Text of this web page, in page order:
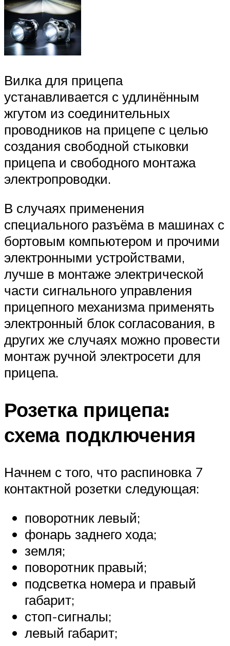
Вилка для прицепа
устанавливается с удлинённым
жгутом из соединительных
проводников на прицепе с целью
создания свободной стыковки
прицепа и свободного монтажа
электропроводки.
В случаях применения
специального разъёма в машинах с
бортовым компьютером и прочими
электронными устройствами,
лучше в монтаже электрической
части сигнального управления
прицепного механизма применять
электронный блок согласования, в
других же случаях можно провести
монтаж ручной электросети для
прицепа.
Розетка прицепа:
схема подключения
Начнем с того, что распиновка 7
контактной розетки следующая:
поворотник левый;
фонарь заднего хода;
земля;
поворотник правый;
подсветка номера и правый
габарит;
стоп-сигналы;
левый габарит;